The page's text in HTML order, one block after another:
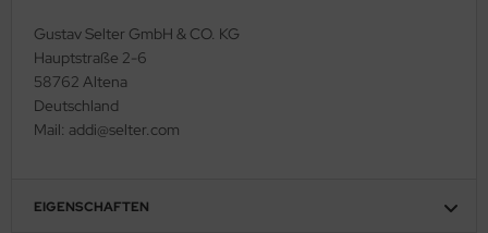
Gustav Selter GmbH & CO. KG
Hauptstraße 2-6
58762 Altena
Deutschland
Mail: addi@selter.com
EIGENSCHAFTEN